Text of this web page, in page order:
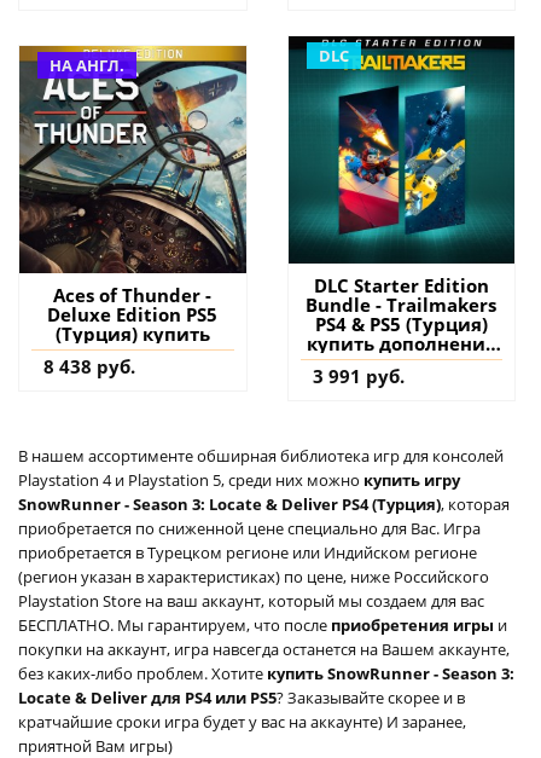
НА АНГЛ.
Aces of Thunder -
Deluxe Edition PS5
(Турция) купить
8 438 руб.
DLC
DLC Starter Edition
Bundle - Trailmakers
PS4 & PS5 (Турция)
купить дополнение
на аккаунт
3 991 руб.
В нашем ассортименте обширная библиотека игр для консолей
Playstation 4 и Playstation 5, среди них можно купить игру
SnowRunner - Season 3: Locate & Deliver PS4 (Турция), которая
приобретается по сниженной цене специально для Вас. Игра
приобретается в Турецком регионе или Индийском регионе
(регион указан в характеристиках) по цене, ниже Российского
Playstation Store на ваш аккаунт, который мы создаем для вас
БЕСПЛАТНО. Мы гарантируем, что после приобретения игры и
покупки на аккаунт, игра навсегда останется на Вашем аккаунте,
без каких-либо проблем. Хотите купить SnowRunner - Season 3:
Locate & Deliver для PS4 или PS5? Заказывайте скорее и в
кратчайшие сроки игра будет у вас на аккаунте) И заранее,
приятной Вам игры)